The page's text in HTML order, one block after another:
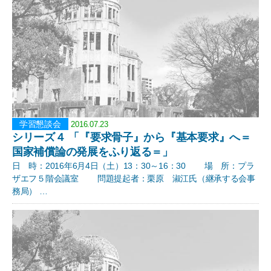
学習懇談会 2016.07.23
シリーズ４ 「『要求骨子』から『基本要求』へ＝
国家補償論の発展をふり返る＝」
日 時：2016年6月4日（土）13：30～16：30 場 所：プラ
ザエフ５階会議室 問題提起者：栗原 淑江氏（継承する会事
務局） …